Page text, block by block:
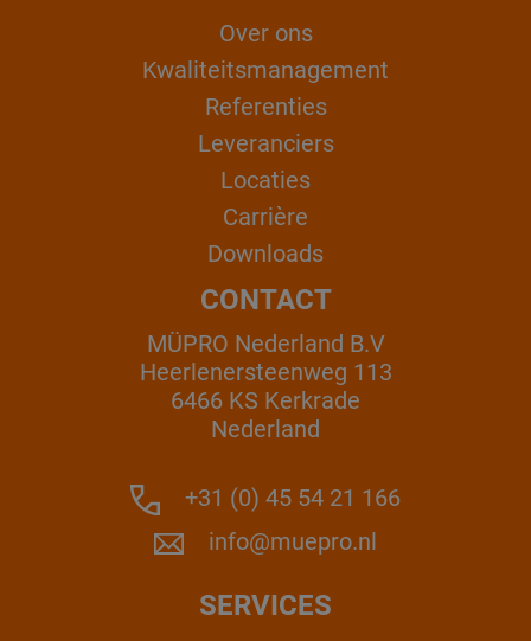
Over ons
Kwaliteitsmanagement
Referenties
Leveranciers
Locaties
Carrière
Downloads
CONTACT
MÜPRO Nederland B.V
Heerlenersteenweg 113
6466 KS Kerkrade
Nederland
+31 (0) 45 54 21 166
info@muepro.nl
SERVICES